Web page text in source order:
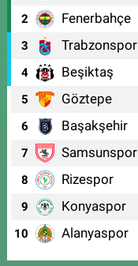
2 Fenerbahçe
3 Trabzonspor
4 Beşiktaş
5 Göztepe
6 Başakşehir
7 Samsunspor
8 Rizespor
9 Konyaspor
10 Alanyaspor